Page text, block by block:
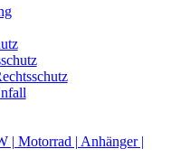
| Motorrad | Anhänger |